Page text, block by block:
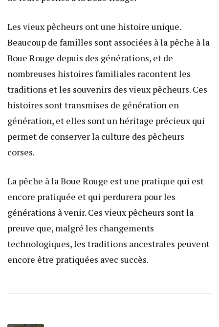
Les vieux pêcheurs ont une histoire unique.
Beaucoup de familles sont associées à la pêche à la
Boue Rouge depuis des générations, et de
nombreuses histoires familiales racontent les
traditions et les souvenirs des vieux pêcheurs. Ces
histoires sont transmises de génération en
génération, et elles sont un héritage précieux qui
permet de conserver la culture des pêcheurs
corses.
La pêche à la Boue Rouge est une pratique qui est
encore pratiquée et qui perdurera pour les
générations à venir. Ces vieux pêcheurs sont la
preuve que, malgré les changements
technologiques, les traditions ancestrales peuvent
encore être pratiquées avec succès.